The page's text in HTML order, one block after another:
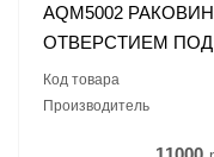
AQM5002
ОТВЕРСТИЕМ ПОД
Код товара
Производитель